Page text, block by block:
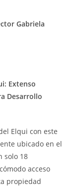
Gabriela
Extenso
Desarrollo
Elqui con este
ubicado en el
solo 18
acceso
propiedad